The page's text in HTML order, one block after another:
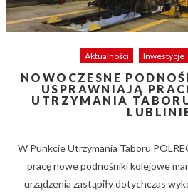
Aktualności Inwestycje
NOWOCZESNE
USPRAWNIAJĄ
UTRZYMANIA
W Punkcie Utrzymania Taboru
pracę nowe podnośniki kolejowe
urządzenia zastąpiły dotychczas